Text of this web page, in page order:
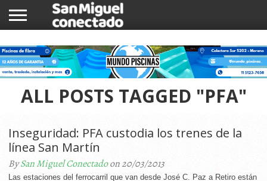
NOTICIAS
COMUNIDAD
COMERCIOS
ALL POSTS TAGGED "PFA"
Inseguridad: PFA custodia los trenes de la
línea San Martín
BySan Miguel Conectadoon 20/03/2013
Las estaciones del ferrocarril que van desde José C. Paz a Retiro están